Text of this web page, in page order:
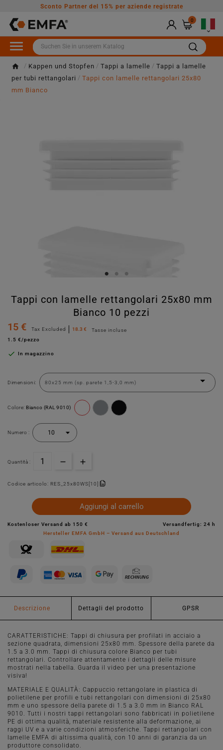
Sconto Partner del 15% per aziende registrate
0

Kappen und Stopfen Tappi a lamelle
Tappi a lamelle
per tubi rettangolari
Tappi con lamelle rettangolari 25x80
mm Bianco
Tappi con lamelle rettangolari 25x80 mm
Bianco 10 pezzi
15 €
Tax Excluded 18.3 €
Tasse incluse
1.5 €/pezzo
 In magazzino
Dimensioni:
Colore: Bianco (RAL 9010)
Numero :
Quantità :
Codice articolo: RES_25x80WS[10]
Aggiungi al carrello
Kostenloser Versand ab 150 €
Versandfertig: 24 h
Hersteller EMFA GmbH – Versand aus Deutschland
Descrizione Dettagli del prodotto GPSR
CARATTERISTICHE: Tappi di chiusura per profilati in acciaio a
sezione quadrata, dimensioni 25x80 mm. Spessore della parete da
1.5 a 3.0 mm. Tappi di chiusura colore Bianco per tubi
rettangolari. Controllare attentamente i dettagli delle misure
mostrati nella tabella. Guarda il video per una presentazione
visiva!
MATERIALE E QUALITÀ: Cappuccio rettangolare in plastica di
polietilene per profili e tubi rettangolari con dimensioni di 25x80
mm e uno spessore della parete di 1.5 a 3.0 mm in Bianco RAL
9010. Tutti i nostri tappi rettangolari sono fabbricati in polietilene
PE di ottima qualità, materiale resistente alla deformazione, ai
raggi UV e a varie condizioni atmosferiche. Tappi rettangolari con
lamelle EMFA di altissima qualità, con 10 anni di garanzia da un
produttore consolidato.